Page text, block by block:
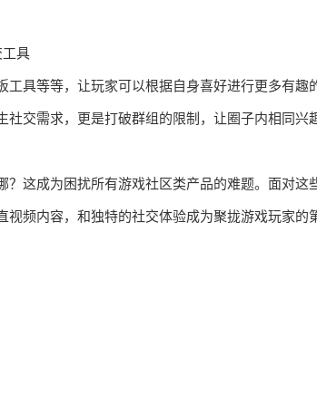
工具
具等等，让玩家可以根据自身喜好进行更多有趣
社交需求，更是打破群组的限制，让圈子内相同兴
这成为困扰所有游戏社区类产品的难题。面对这
频内容，和独特的社交体验成为聚拢游戏玩家的